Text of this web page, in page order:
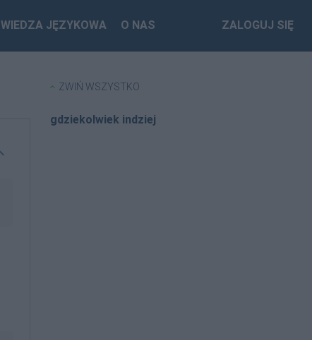
WIEDZA JĘZYKOWA O NAS ZALOGUJ SIĘ
ZWIŃ WSZYSTKO
gdziekolwiek indziej